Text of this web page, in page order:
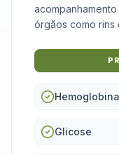
órgãos como rins
Glicose